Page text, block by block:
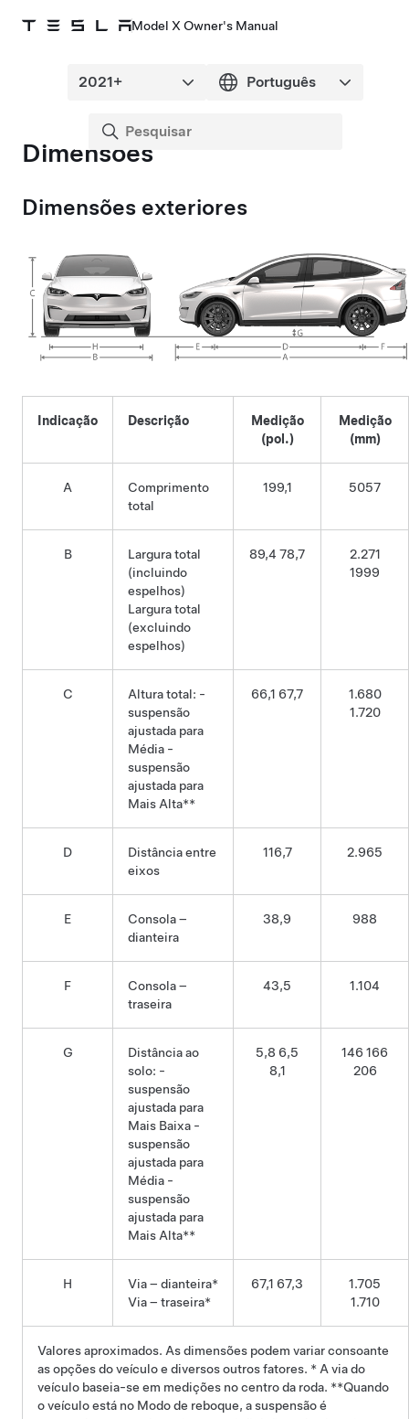
Model X Owner's Manual
Dimensões
Dimensões exteriores
Indicação Descrição
Medição
(pol.)
Medição
(mm)
A
Comprimento
total
199,1 5057
B
Largura total
(incluindo
espelhos)
Largura total
(excluindo
espelhos)
89,4 78,7
2.271
1999
C
Altura total: -
suspensão
ajustada para
Média -
suspensão
ajustada para
Mais Alta**
66,1 67,7
1.680
1.720
D
Distância entre
eixos
116,7 2.965
E
Consola –
dianteira
38,9 988
F
Consola –
traseira
43,5 1.104
G
Distância ao
solo: -
suspensão
ajustada para
Mais Baixa -
suspensão
ajustada para
Média -
suspensão
ajustada para
Mais Alta**
5,8 6,5
8,1
146 166
206
H
Via – dianteira*
Via – traseira*
67,1 67,3
1.705
1.710
Valores aproximados. As dimensões podem variar consoante
as opções do veículo e diversos outros fatores. * A via do
veículo baseia-se em medições no centro da roda. **Quando
o veículo está no Modo de reboque, a suspensão é